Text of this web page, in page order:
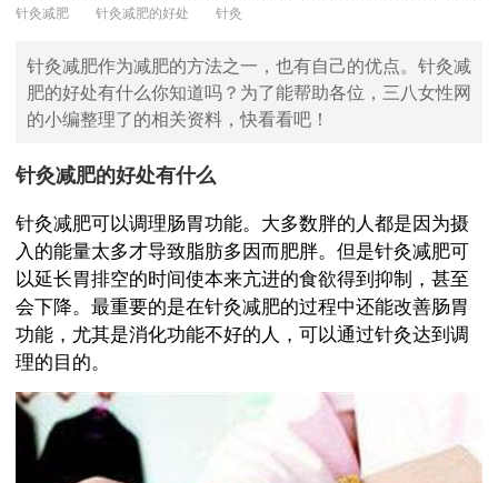
针灸减肥 针灸减肥的好处 针灸
针灸减肥作为减肥的方法之一，也有自己的优点。针灸减
肥的好处有什么你知道吗？为了能帮助各位，三八女性网
的小编整理了的相关资料，快看看吧！
针灸减肥的好处有什么
针灸减肥可以调理肠胃功能。大多数胖的人都是因为摄
入的能量太多才导致脂肪多因而肥胖。但是针灸减肥可
以延长胃排空的时间使本来亢进的食欲得到抑制，甚至
会下降。最重要的是在针灸减肥的过程中还能改善肠胃
功能，尤其是消化功能不好的人，可以通过针灸达到调
理的目的。